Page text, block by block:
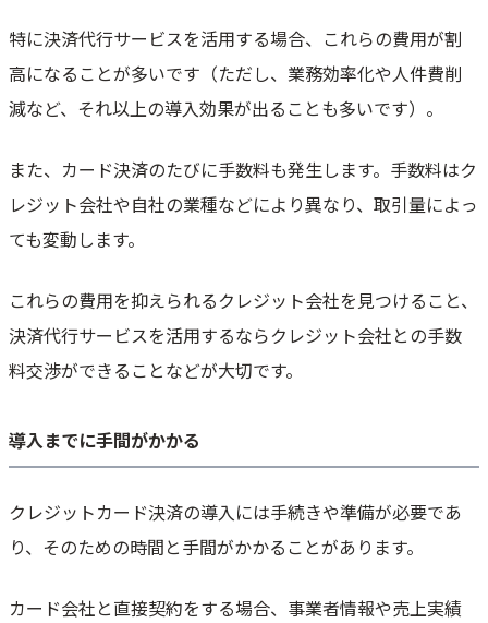
特に決済代行サービスを活用する場合、これらの費用が割
高になることが多いです（ただし、業務効率化や人件費削
減など、それ以上の導入効果が出ることも多いです）。
また、カード決済のたびに手数料も発生します。手数料はク
レジット会社や自社の業種などにより異なり、取引量によっ
ても変動します。
これらの費用を抑えられるクレジット会社を見つけること、
決済代行サービスを活用するならクレジット会社との手数
料交渉ができることなどが大切です。
導入までに手間がかかる
クレジットカード決済の導入には手続きや準備が必要であ
り、そのための時間と手間がかかることがあります。
カード会社と直接契約をする場合、事業者情報や売上実績